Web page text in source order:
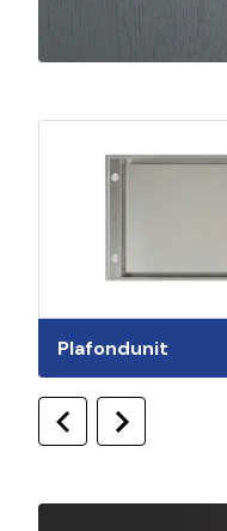
Plafondunit